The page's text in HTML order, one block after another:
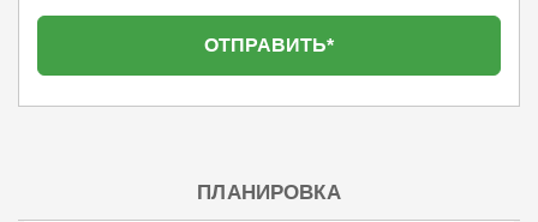
ПЛАНИРОВКА